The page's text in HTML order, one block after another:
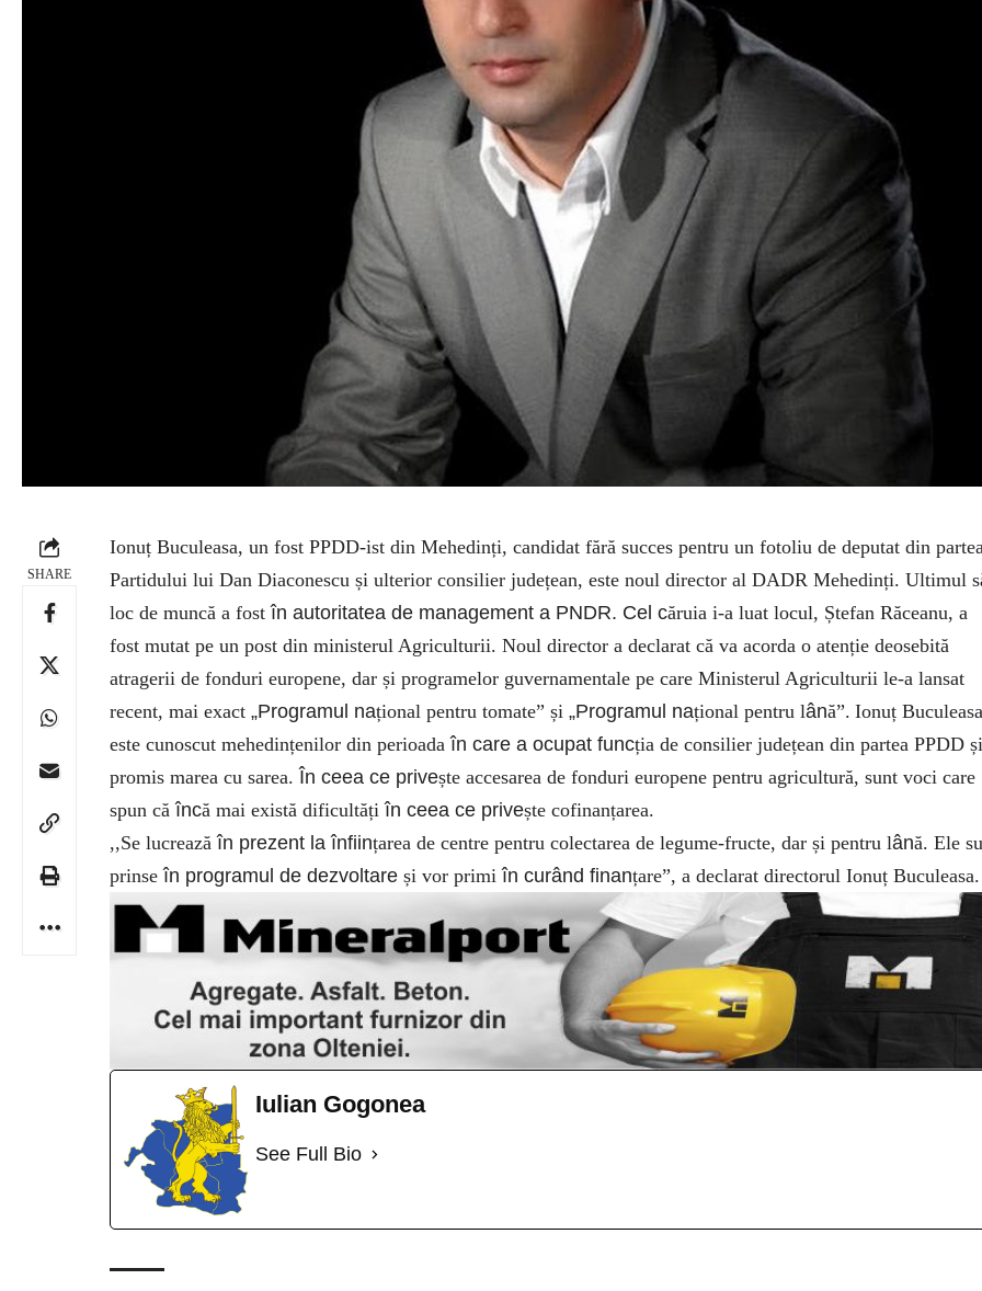
SHARE
Ionuț Buculeasa, un fost PPDD-ist din Mehedinți, candidat fără succes pentru un fotoliu de deputat din
Partidului lui Dan Diaconescu și ulterior consilier județean, este noul director al DADR Mehedinți. Ultimul
loc de muncă a fostîn autoritatea de management a PNDR. Cel căruia i-a luat locul, Ștefan Răceanu, a
fost mutat pe un post din ministerul Agriculturii. Noul director a declarat că va acorda o atenție deosebită
atragerii de fonduri europene, dar și programelor guvernamentale pe care Ministerul Agriculturii le-a lansat
recent, mai exact „Programul național pentru tomate” și „Programul național pentru lână”. Ionuț Buculeasa
este cunoscut mehedințenilor din perioadaîn care a ocupat funcția de consilier județean din partea PPDD
promis marea cu sarea.În ceea ce privește accesarea de fonduri europene pentru agricultură, sunt voci care
spun căîncă mai există dificultățiîn ceea ce privește cofinanțarea.
,,Se lucreazăîn prezent la înființarea de centre pentru colectarea de legume-fructe, dar și pentru lână. Ele
prinseîn programul de dezvoltare și vor primiîn curând finanțare”, a declarat directorul Ionuț Buculeasa.
Iulian Gogonea
See Full Bio